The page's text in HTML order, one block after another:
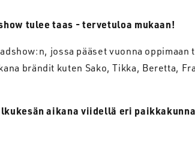
tulee taas - tervetuloa mukaan!
jossa pääset vuonna
brändit kuten Sako, Tikka, Beretta,
aikana viidellä eri